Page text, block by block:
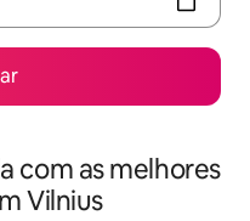
com as melhores
Vilnius